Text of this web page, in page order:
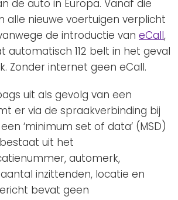
de auto in Europa. Vanaf die
alle nieuwe voertuigen verplicht
de introductie van eCall,
automatisch 112 belt in het geval
Zonder internet geen eCall.
uit als gevolg van een
er via de spraakverbinding bij
‘minimum set of data’ (MSD)
uit het
automerk,
inzittenden, locatie en
bevat geen